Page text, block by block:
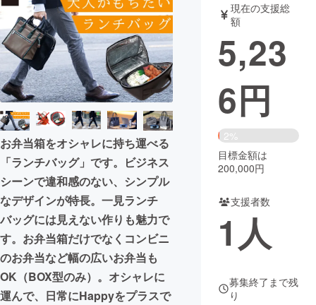
テクノロジー・ガジェット
映像・映画 書籍・雑誌
ビジネス・起業 チャレンジ
まちづくり・地域活性化
CAMPFIRE for Social Good
CAMPFIRE Creation
CAMPFIREふるさと納税
コミュニティ
お弁当箱をオシャレに持ち運べる
「ランチバッグ」です。ビジネス
シーンで違和感のない、シンプル
なデザインが特長。一見ランチ
バッグには見えない作りも魅力で
す。お弁当箱だけでなくコンビニ
のお弁当など幅の広いお弁当も
OK（BOX型のみ）。オシャレに
運んで、日常にHappyをプラスで
現在の支援総
額
5,23
6円
2%
目標金額は
200,000円
支援者数
1人
募集終了まで残
り